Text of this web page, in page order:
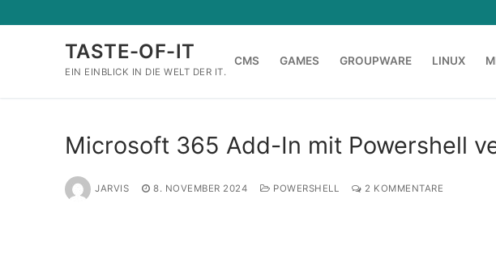
Inhalt
TASTE-OF-IT
EIN EINBLICK IN DIE WELT DER IT.
CMS GAMES GROUPWARE LINUX
Microsoft 365 Add-In mit Powershell
JARVIS 8. NOVEMBER 2024 POWERSHELL 2 KOMMENTARE